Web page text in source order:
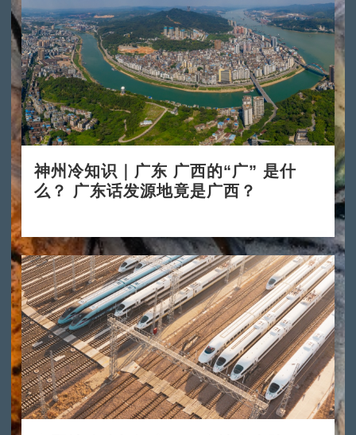
神州冷知识｜广东 广西的“广” 是什
么？ 广东话发源地竟是广西？